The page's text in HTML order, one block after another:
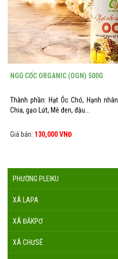
NGŨ CỐC ORGANIC (OGN) 500G
Thành phần: Hạt Óc Chó, Hạnh
Chia, gạo Lứt, Mè đen, đậu...
Giá bán: 130,000 VNĐ
PHƯỜNG PLEIKU
XÃ LAPA
XÃ ĐĂKPƠ
XÃ CHƯSÊ